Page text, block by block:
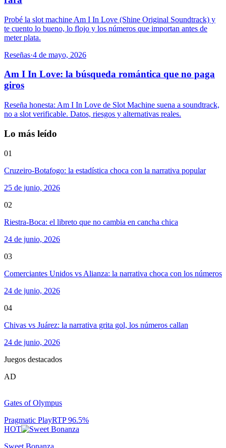
Probé la slot machine Am I In Love (Shine Original Soundtrack) y
te cuento lo bueno, lo flojo y los números que importan antes de
meter plata.
Reseñas·4 de mayo, 2026
Am I In Love: la búsqueda romántica que no paga
giros
Reseña honesta: Am I In Love de Slot Machine suena a soundtrack,
no a slot verificable. Datos, riesgos y alternativas reales.
Lo más leído
01
Cruzeiro-Botafogo: la estadística choca con la narrativa popular
25 de junio, 2026
02
Riestra-Boca: el libreto que no cambia en cancha chica
24 de junio, 2026
03
Comerciantes Unidos vs Alianza: la narrativa choca con los números
24 de junio, 2026
04
Chivas vs Juárez: la narrativa grita gol, los números callan
24 de junio, 2026
Juegos destacados
AD
Gates of Olympus
Pragmatic PlayRTP96.5%
HOT
Sweet Bonanza